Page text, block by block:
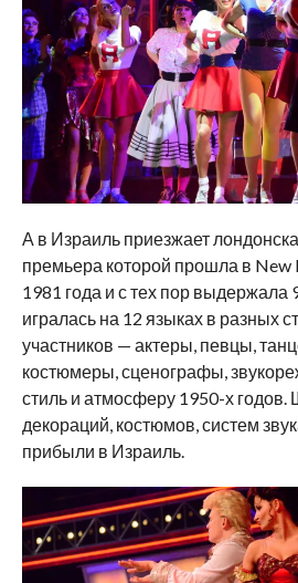
А в Израиль приезжает
премьера которой прошла в New
1981 года и с тех пор выдержала
игралась на 12 языках в разных
участников — актеры, певцы,
костюмеры, сценографы,
стиль и атмосферу 1950-х годов.
декораций, костюмов, систем
прибыли в Израиль.